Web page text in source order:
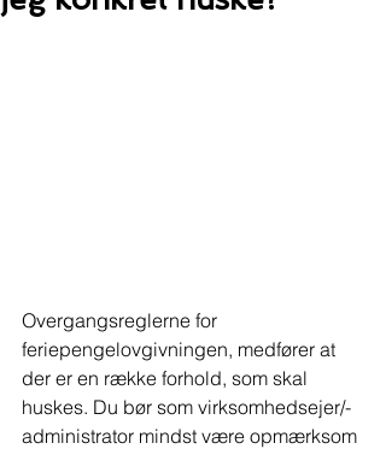
Overgangsreglerne for
feriepengelovgivningen, medfører at
der er en række forhold, som skal
huskes. Du bør som virksomhedsejer/-
administrator mindst være opmærksom